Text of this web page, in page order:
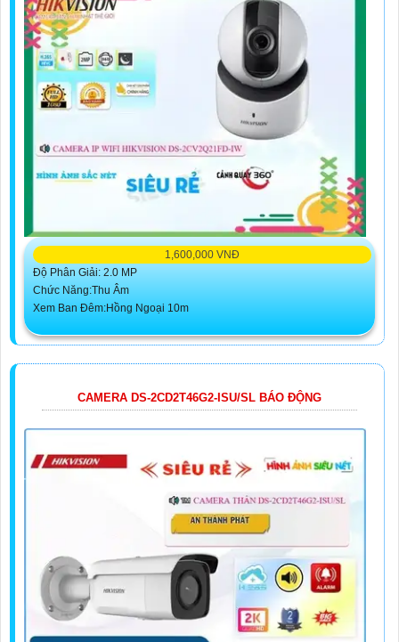
1,600,000 VNĐ
Độ Phân Giải: 2.0 MP
Chức Năng:Thu Âm
Xem Ban Đêm:Hồng Ngoại 10m
CAMERA DS-2CD2T46G2-ISU/SL BÁO ĐỘNG